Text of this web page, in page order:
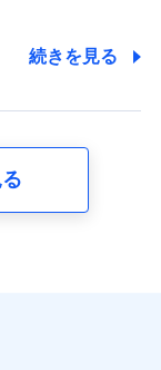
保険者の関係、
建物の構造や築
続きを見る